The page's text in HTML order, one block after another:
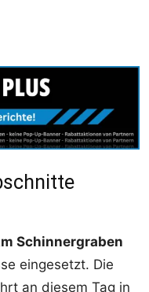
Schinnergraben
eingesetzt. Die
an diesem Tag in